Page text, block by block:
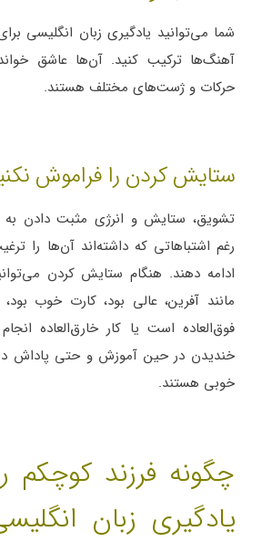
آهنگ‌ها ترکیب کنید. آن‌ها عاشق
حرکات و ژست‌های مختلف هستند.
ستایش کردن را فراموش
تشویق، ستایش و انرژی مثبت دادن به
رغم اشتباهاتی که داشته‌اند آن‌ها را
ادامه دهند. هنگام ستایش کردن
مانند آفرین، عالی بود، کارت خوب
فوق‌العاده است یا کار خارق‌العاده
خندیدن در حین آموزش و حتی پاداش
خوبی هستند.
چگونه فرزند کوچکم
یادگیری زبان